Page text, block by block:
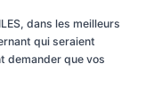
dans les meilleurs
qui seraient
demander que vos